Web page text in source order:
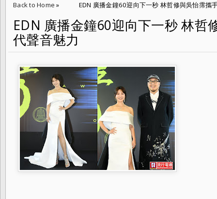
Back to Home » EDN 廣播金鐘60迎向下一秒 林哲修與吳怡霈攜
EDN 廣播金鐘60迎向下一秒 林哲
代聲音魅力